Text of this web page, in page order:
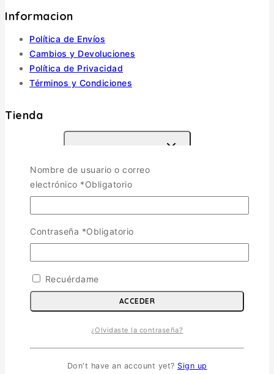
Informacion
Política de Envíos
Cambios y Devoluciones
Política de Privacidad
Términos y Condiciones
Tienda
Escala 1/72
Escala 1/48
Escala 1/32
Otras
Helicópteros
Escala 1/35
Escala 1/72
Autos y Motos
Nombre de usuario o correo
electrónico *Obligatorio
Contraseña *Obligatorio
Recuérdame
ACCEDER
¿Olvidaste la contraseña?
Don't have an account yet? Sign up